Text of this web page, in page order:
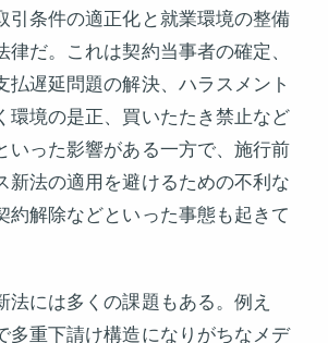
引条件の適正化と就業環境の整備
だ。これは契約当事者の確定、
払遅延問題の解決、ハラスメント
環境の是正、買いたたき禁止など
いった影響がある一方で、施行前
新法の適用を避けるための不利な
約解除などといった事態も起きて
には多くの課題もある。例え
多重下請け構造になりがちなメデ